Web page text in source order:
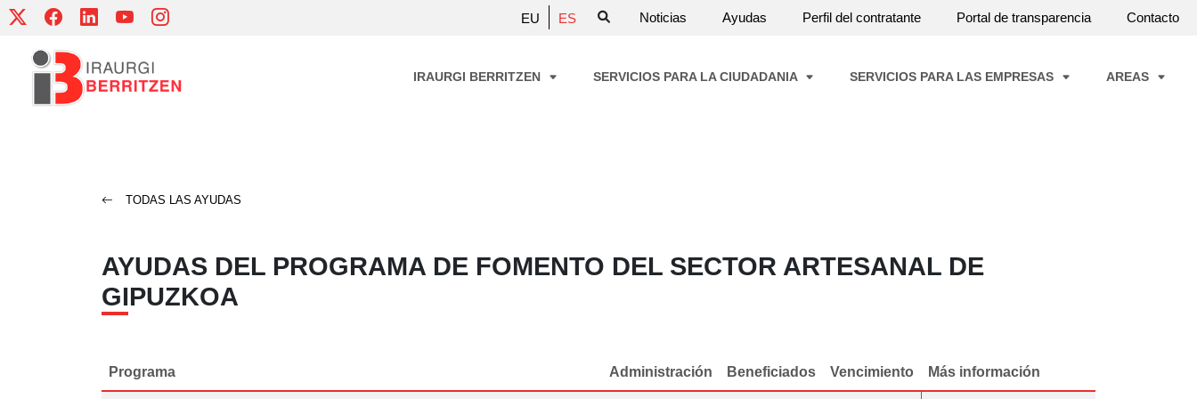
Skip
content
EU ES Noticias Ayudas Perfil del contratante Portal de transparencia Contacto
IRAURGI BERRITZEN SERVICIOS PARA LA CIUDADANIA SERVICIOS PARA LAS EMPRESAS AREAS
TODAS LAS AYUDAS
AYUDAS DEL PROGRAMA DE FOMENTO DEL SECTOR ARTESANAL DE
GIPUZKOA
Programa Administración Beneficiados Vencimiento Más información